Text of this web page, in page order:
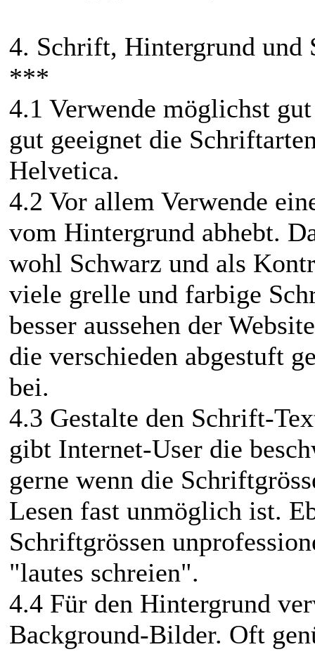
4. Schrift, Hintergrund und
***
4.1 Verwende möglichst
gut geeignet die
Helvetica.
4.2 Vor allem Verwende
vom Hintergrund abhebt.
wohl Schwarz und als
viele grelle und farbige
besser aussehen der
die verschieden abgestuft
bei.
4.3 Gestalte den Schrift-
gibt Internet-User die
gerne wenn die
Lesen fast unmöglich ist.
Schriftgrössen
"lautes schreien".
4.4 Für den Hintergrund
Background-Bilder. Oft